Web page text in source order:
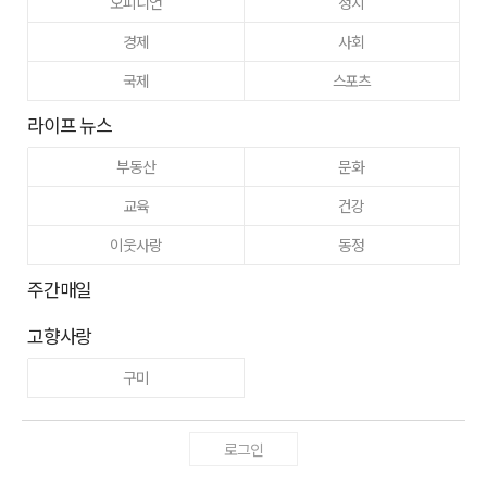
경제
사회
국제
스포츠
라이프 뉴스
부동산
문화
교육
건강
이웃사랑
동정
주간매일
고향사랑
구미
로그인